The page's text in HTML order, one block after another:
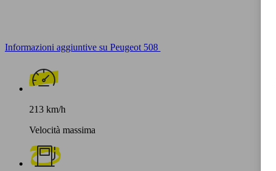
Informazioni aggiuntive su Peugeot 508
213 km/h
Velocità massima